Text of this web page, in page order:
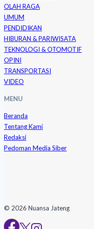
OLAH RAGA
UMUM
PENDIDIKAN
HIBURAN & PARIWISATA
TEKNOLOGI & OTOMOTIF
OPINI
TRANSPORTASI
VIDEO
MENU
Beranda
Tentang Kami
Redaksi
Pedoman Media Siber
© 2026 Nuansa Jateng